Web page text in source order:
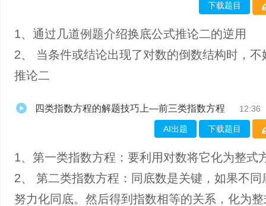
下载题目
1、通过几道例题介绍换底公式推论二的逆用
2、 当条件或结论出现了对数的倒数结构时，不
推论二
四类指数方程的解题技巧上—前三类指数方程 12:36
AI出题 下载题目
1、第一类指数方程：要利用对数将它化为整式
2、 第二类指数方程：同底数是关键，如果不同
努力化同底。然后得到指数相等的关系，化为